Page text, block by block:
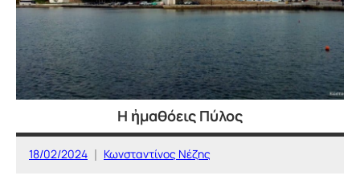
Η ἠμαθόεις Πύλος
18/02/2024 Κωνσταντίνος Νέζης